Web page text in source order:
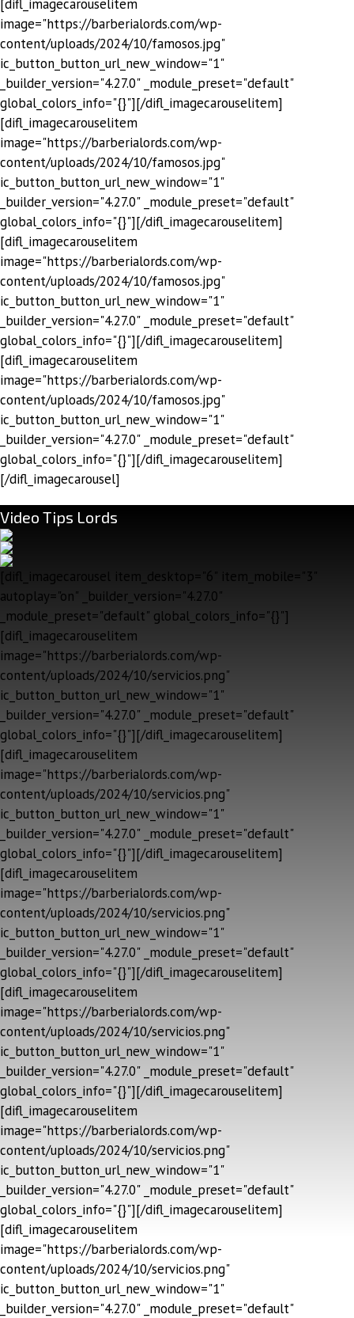
[difl_imagecarouselitem
image="https://barberialords.com/wp-
content/uploads/2024/10/famosos.jpg"
ic_button_button_url_new_window="1"
_builder_version="4.27.0" _module_preset="default"
global_colors_info="{}"][/difl_imagecarouselitem]
[difl_imagecarouselitem
image="https://barberialords.com/wp-
content/uploads/2024/10/famosos.jpg"
ic_button_button_url_new_window="1"
_builder_version="4.27.0" _module_preset="default"
global_colors_info="{}"][/difl_imagecarouselitem]
[difl_imagecarouselitem
image="https://barberialords.com/wp-
content/uploads/2024/10/famosos.jpg"
ic_button_button_url_new_window="1"
_builder_version="4.27.0" _module_preset="default"
global_colors_info="{}"][/difl_imagecarouselitem]
[difl_imagecarouselitem
image="https://barberialords.com/wp-
content/uploads/2024/10/famosos.jpg"
ic_button_button_url_new_window="1"
_builder_version="4.27.0" _module_preset="default"
global_colors_info="{}"][/difl_imagecarouselitem]
[/difl_imagecarousel]
Video Tips Lords
[difl_imagecarousel item_desktop="6" item_mobile="3"
autoplay="on" _builder_version="4.27.0"
_module_preset="default" global_colors_info="{}"]
[difl_imagecarouselitem
image="https://barberialords.com/wp-
content/uploads/2024/10/servicios.png"
ic_button_button_url_new_window="1"
_builder_version="4.27.0" _module_preset="default"
global_colors_info="{}"][/difl_imagecarouselitem]
[difl_imagecarouselitem
image="https://barberialords.com/wp-
content/uploads/2024/10/servicios.png"
ic_button_button_url_new_window="1"
_builder_version="4.27.0" _module_preset="default"
global_colors_info="{}"][/difl_imagecarouselitem]
[difl_imagecarouselitem
image="https://barberialords.com/wp-
content/uploads/2024/10/servicios.png"
ic_button_button_url_new_window="1"
_builder_version="4.27.0" _module_preset="default"
global_colors_info="{}"][/difl_imagecarouselitem]
[difl_imagecarouselitem
image="https://barberialords.com/wp-
content/uploads/2024/10/servicios.png"
ic_button_button_url_new_window="1"
_builder_version="4.27.0" _module_preset="default"
global_colors_info="{}"][/difl_imagecarouselitem]
[difl_imagecarouselitem
image="https://barberialords.com/wp-
content/uploads/2024/10/servicios.png"
ic_button_button_url_new_window="1"
_builder_version="4.27.0" _module_preset="default"
global_colors_info="{}"][/difl_imagecarouselitem]
[difl_imagecarouselitem
image="https://barberialords.com/wp-
content/uploads/2024/10/servicios.png"
ic_button_button_url_new_window="1"
_builder_version="4.27.0" _module_preset="default"